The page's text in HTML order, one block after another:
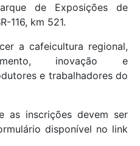
de Exposições de
116, km 521.
a cafeicultura regional,
inovação e
e trabalhadores do
as inscrições devem ser
disponível no link